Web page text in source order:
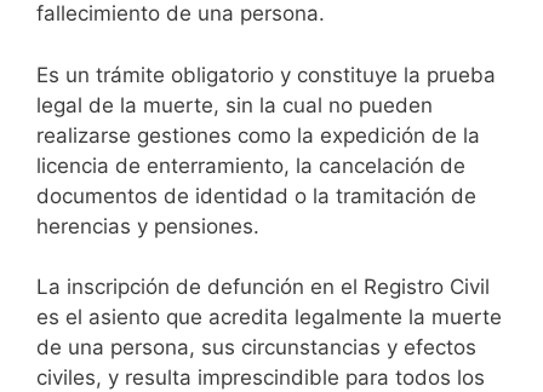
fallecimiento de una persona.
Es un trámite obligatorio y constituye la prueba
legal de la muerte, sin la cual no pueden
realizarse gestiones como la expedición de la
licencia de enterramiento, la cancelación de
documentos de identidad o la tramitación de
herencias y pensiones.
La inscripción de defunción en el Registro Civil
es el asiento que acredita legalmente la muerte
de una persona, sus circunstancias y efectos
civiles, y resulta imprescindible para todos los